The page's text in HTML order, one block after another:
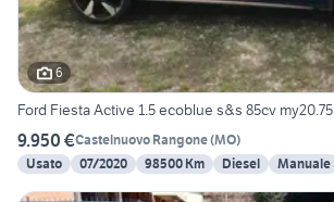
6
Ford Fiesta Active 1.5 ecoblue s&s 85cv my20.75
9.950 €Castelnuovo Rangone(MO)
Usato
07/2020 98500 Km Diesel Manuale